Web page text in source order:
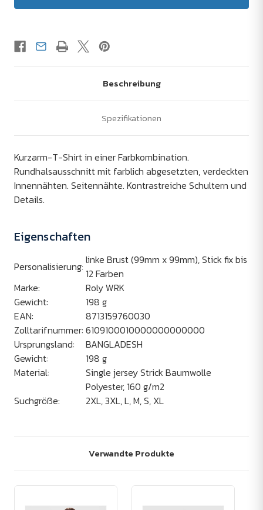
Beschreibung
Spezifikationen
Kurzarm-T-Shirt in einer Farbkombination.
Rundhalsausschnitt mit farblich abgesetzten, verdeckten
Innennähten. Seitennähte. Kontrastreiche Schultern und
Details.
Eigenschaften
Personalisierung: linke Brust (99mm x 99mm), Stick fix bis
12 Farben
Marke:
Roly WRK
Gewicht:
198 g
EAN:
8713159760030
Zolltarifnummer: 6109100010000000000000
Ursprungsland:
BANGLADESH
Gewicht:
198 g
Material:
Single jersey Strick Baumwolle
Polyester, 160 g/m2
Suchgröße:
2XL, 3XL, L, M, S, XL
Verwandte Produkte